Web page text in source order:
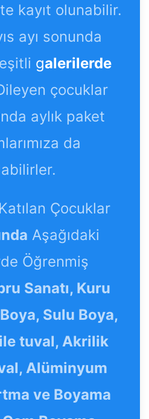
kayıt olunabilir.
ayı sonunda
galerilerde
çocuklar
aylık paket
da
Çocuklar
Aşağıdaki
Öğrenmiş
Sanatı, Kuru
Sulu Boya,
tuval, Akrilik
Alüminyum
ve Boyama